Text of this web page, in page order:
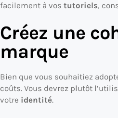
facilement à vos tutoriels,
Créez une
marque
Bien que vous souhaitiez
coûts. Vous devrez plutôt
votre identité.